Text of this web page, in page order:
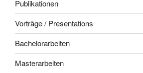
Publikationen
Vorträge / Presentations
Bachelorarbeiten
Masterarbeiten